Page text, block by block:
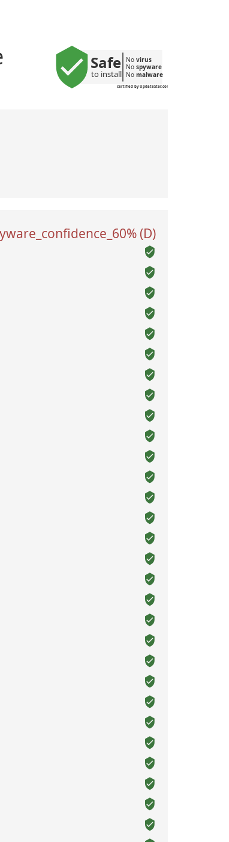
certified by UpdateStar.com
Safe
to install
No virus
No spyware
No malware
(D)